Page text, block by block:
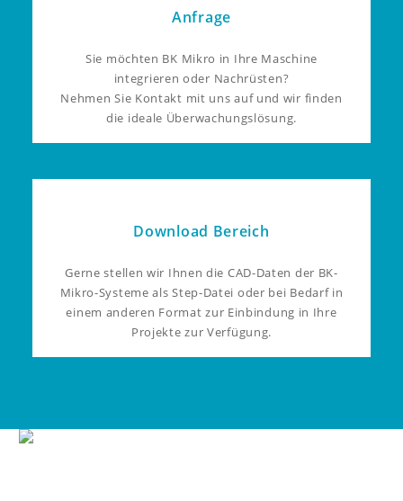
Anfrage
Sie möchten BK Mikro in Ihre Maschine
integrieren oder Nachrüsten?
Nehmen Sie Kontakt mit uns auf und wir finden
die ideale Überwachungslösung.
Download Bereich
Gerne stellen wir Ihnen die CAD-Daten der BK-
Mikro-Systeme als Step-Datei oder bei Bedarf in
einem anderen Format zur Einbindung in Ihre
Projekte zur Verfügung.